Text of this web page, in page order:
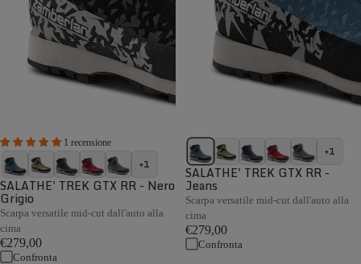
1 recensione
+1
SALATHE' TREK GTX RR - Nero
Grigio
Scarpa versatile mid-cut dall'auto alla
cima
€279,00
Confronta
+1
SALATHE' TREK GTX RR -
Jeans
Scarpa versatile mid-cut dall'auto alla
cima
€279,00
Confronta